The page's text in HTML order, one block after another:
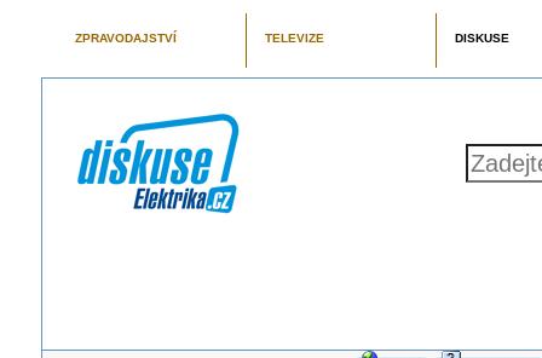
ZPRAVODAJSTVÍ TELEVIZE DISKUSE